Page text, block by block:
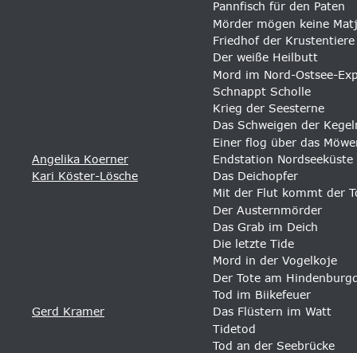
Pannfisch für den Paten
Mörder mögen keine
Friedhof der
Der weiße Heilbutt
Mord im Nord-Ostsee-
Schnappt Scholle
Krieg der Seesterne
Das Schweigen der
Einer flog über das
Angelika Koerner
Endstation Nordseeküste
Kari Köster-Lösche
Das Deichopfer
Mit der Flut kommt der
Der Austernmörder
Das Grab im Deich
Die letzte Tide
Mord in der Vogelkoje
Der Tote am
Tod im Biikefeuer
Gerd Kramer
Das Flüstern im Watt
Tidetod
Tod an der Seebrücke